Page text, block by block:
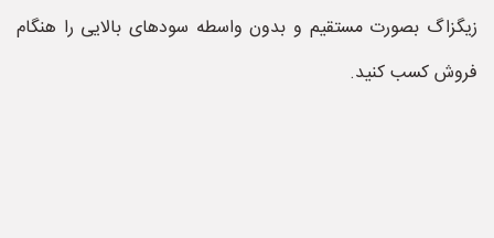
زیگزاگ بصورت مستقیم و بدون واسطه سودهای بالایی را هنگام
فروش کسب کنید.